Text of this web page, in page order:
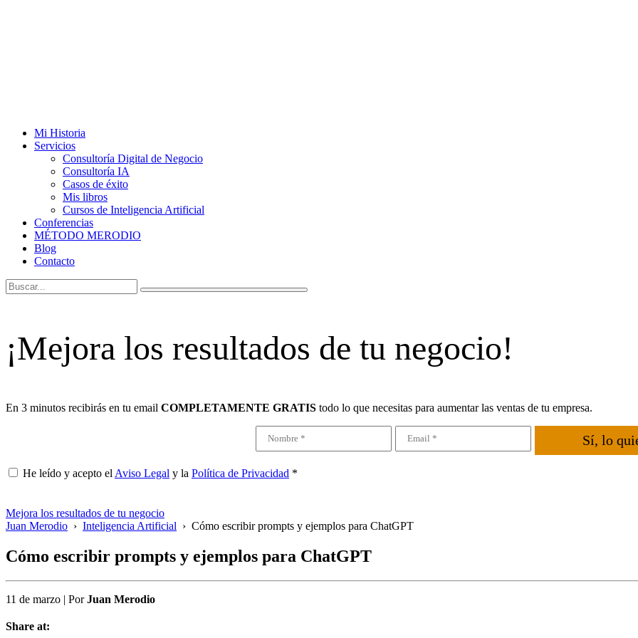
Mi Historia
Servicios
Consultoría Digital de Negocio
Consultoría IA
Casos de éxito
Mis libros
Cursos de Inteligencia Artificial
Conferencias
MÉTODO MERODIO
Blog
Contacto
¡Mejora los resultados de tu negocio!
En 3 minutos recibirás en tu email COMPLETAMENTE GRATIS todo lo que necesitas para aumentar las ventas de tu empresa.
Sí, lo
He leído y acepto el Aviso Legal y la Política de Privacidad *
Mejora los resultados de tu negocio
Juan Merodio › Inteligencia Artificial › Cómo escribir prompts y ejemplos para ChatGPT
Cómo escribir prompts y ejemplos para ChatGPT
11 de marzo | PorJuan Merodio
Share at: